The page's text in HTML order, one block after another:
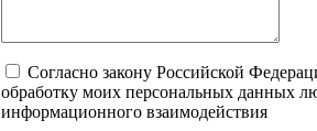
Согласно закону Российской
обработку моих персональных данных
информационного взаимодействия